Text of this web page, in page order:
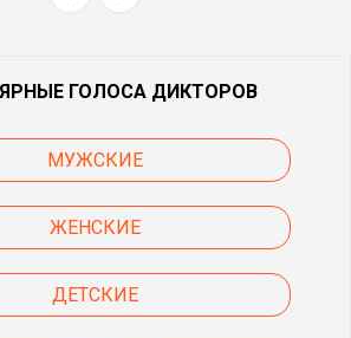
ГОЛОСА ДИКТОРОВ
МУЖСКИЕ
ЖЕНСКИЕ
ДЕТСКИЕ